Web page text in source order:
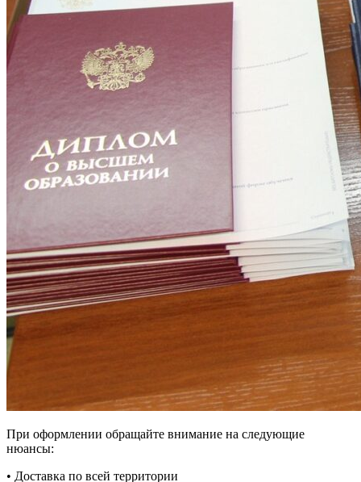
При оформлении обращайте внимание на следующие
нюансы:
• Доставка по всей территории